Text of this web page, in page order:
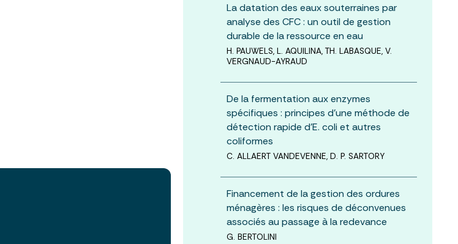
La datation des eaux souterraines par
analyse des CFC : un outil de gestion
durable de la ressource en eau
H. PAUWELS, L. AQUILINA, TH. LABASQUE, V.
VERGNAUD-AYRAUD
De la fermentation aux enzymes
spécifiques : principes d’une méthode de
détection rapide d’E. coli et autres
coliformes
C. ALLAERT VANDEVENNE, D. P. SARTORY
Financement de la gestion des ordures
ménagères : les risques de déconvenues
associés au passage à la redevance
G. BERTOLINI